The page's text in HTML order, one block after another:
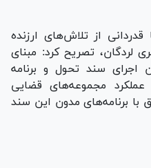
از تلاش‌های ارزنده
لردگان، تصریح کرد: مبنای
سند تحول و برنامه
مجموعه‌های قضایی
برنامه‌های مدون این سند